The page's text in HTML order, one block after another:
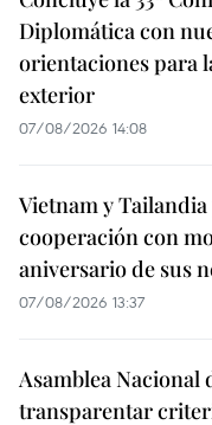
Diplomática con
orientaciones para
exterior
07/08/2026 14:08
Vietnam y
cooperación con
aniversario de sus
07/08/2026 13:37
Asamblea Nacional
transparentar